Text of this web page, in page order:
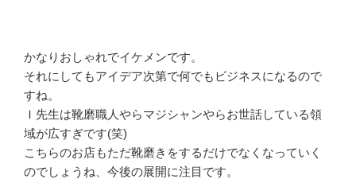
かなりおしゃれでイケメンです。
それにしてもアイデア次第で何でもビジネスになるので
すね。
Ｉ先生は靴磨職人やらマジシャンやらお世話している領
域が広すぎです(笑)
こちらのお店もただ靴磨きをするだけでなくなっていく
のでしょうね、今後の展開に注目です。